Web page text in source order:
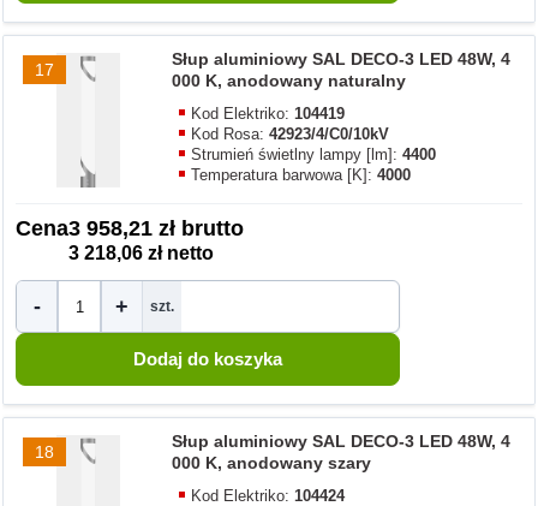
17
Słup aluminiowy SAL DECO-3 LED 48W, 4
000 K, anodowany naturalny
Kod Elektriko:104419
Kod Rosa:42923/4/C0/10kV
Strumień świetlny lampy [lm]:4400
Temperatura barwowa [K]:4000
Cena3 958,21 zł brutto
3 218,06 zł netto
- + szt.
18
Słup aluminiowy SAL DECO-3 LED 48W, 4
000 K, anodowany szary
Kod Elektriko:104424